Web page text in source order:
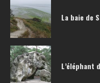
La baie de
L’éléphant